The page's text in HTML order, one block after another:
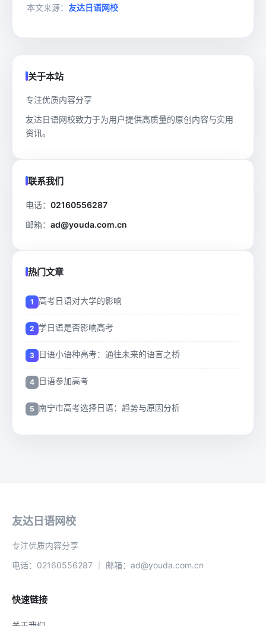
本文来源： 友达日语网校
关于本站
专注优质内容分享
友达日语网校致力于为用户提供高质量的原创内容与实用
资讯。
联系我们
电话： 02160556287
邮箱： ad@youda.com.cn
热门文章
高考日语对大学的影响
学日语是否影响高考
日语小语种高考：通往未来的语言之桥
日语参加高考
南宁市高考选择日语：趋势与原因分析
友达日语网校
专注优质内容分享
电话：02160556287 ｜ 邮箱：ad@youda.com.cn
快速链接